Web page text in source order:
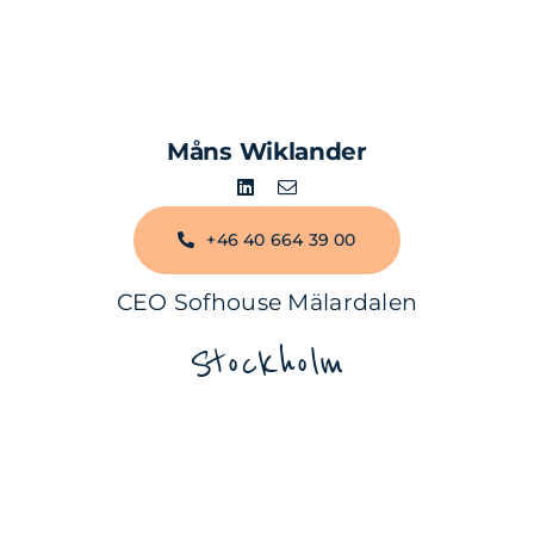
Måns Wiklander
+46 40 664 39 00
CEO Sofhouse Mälardalen
Stockholm